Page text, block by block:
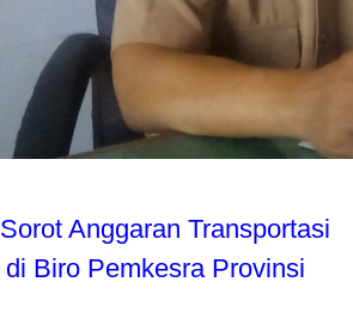
Anggaran Transportasi
Biro Pemkesra Provinsi